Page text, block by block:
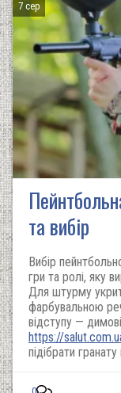
7 сер
та вибір
Вибір
гри та ролі, яку
Для штурму
фарбувальною
відступу —
https://
підібрати